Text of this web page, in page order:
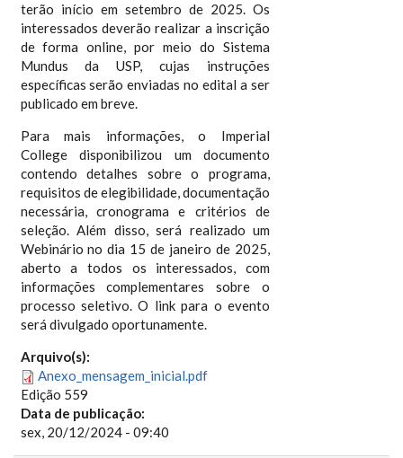
terão início em setembro de 2025. Os
interessados deverão realizar a inscrição
de forma online, por meio do Sistema
Mundus da USP, cujas instruções
específicas serão enviadas no edital a ser
publicado em breve.
Para mais informações, o Imperial
College disponibilizou um documento
contendo detalhes sobre o programa,
requisitos de elegibilidade, documentação
necessária, cronograma e critérios de
seleção. Além disso, será realizado um
Webinário no dia 15 de janeiro de 2025,
aberto a todos os interessados, com
informações complementares sobre o
processo seletivo. O link para o evento
será divulgado oportunamente.
Arquivo(s):
Anexo_mensagem_inicial.pdf
Edição 559
Data de publicação:
sex, 20/12/2024 - 09:40